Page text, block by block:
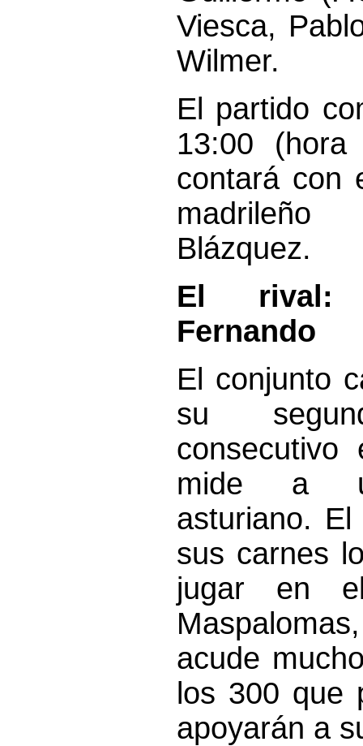
Viesca,
Wilmer.
El partido
13:00 (hora
contará con
Blázquez.
El rival:
Fernando
El conjunto
su
mide a
asturiano.
sus carnes
jugar en
acude
los 300 que
apoyarán a